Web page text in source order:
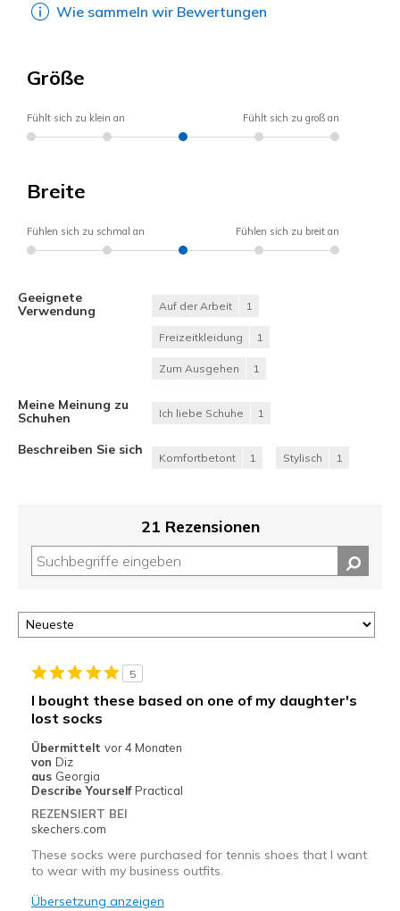
Wie sammeln wir Bewertungen
Größe
Fühlt sich zu klein an Fühlt sich zu groß an
Breite
Fühlen sich zu schmal an Fühlen sich zu breit an
Geeignete
Verwendung
Auf der Arbeit 1
Freizeitkleidung 1
Zum Ausgehen 1
Meine Meinung zu
Schuhen
Ich liebe Schuhe 1
Beschreiben Sie sich
Komfortbetont 1 Stylisch 1
21 Rezensionen
5
I bought these based on one of my daughter's
lost socks
Übermittelt vor 4 Monaten
von Diz
aus Georgia
Describe Yourself Practical
REZENSIERT BEI
skechers.com
These socks were purchased for tennis shoes that I want
to wear with my business outfits.
Übersetzung anzeigen